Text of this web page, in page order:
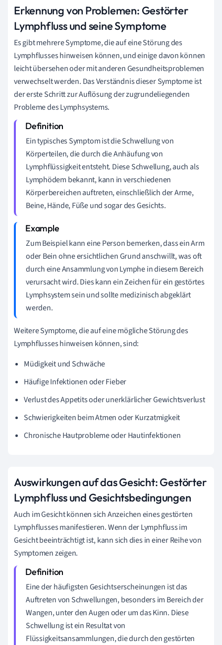
Erkennung von Problemen: Gestörter
Lymphfluss und seine Symptome
Es gibt mehrere Symptome, die auf eine Störung des
Lymphflusses hinweisen können, und einige davon können
leicht übersehen oder mit anderen Gesundheitsproblemen
verwechselt werden. Das Verständnis dieser Symptome ist
der erste Schritt zur Auflösung der zugrundeliegenden
Probleme des Lymphsystems.
Ein typisches Symptom ist die Schwellung von
Körperteilen, die durch die Anhäufung von
Lymphflüssigkeit entsteht. Diese Schwellung, auch als
Lymphödem bekannt, kann in verschiedenen
Körperbereichen auftreten, einschließlich der Arme,
Beine, Hände, Füße und sogar des Gesichts.
Zum Beispiel kann eine Person bemerken, dass ein Arm
oder Bein ohne ersichtlichen Grund anschwillt, was oft
durch eine Ansammlung von Lymphe in diesem Bereich
verursacht wird. Dies kann ein Zeichen für ein gestörtes
Lymphsystem sein und sollte medizinisch abgeklärt
werden.
Weitere Symptome, die auf eine mögliche Störung des
Lymphflusses hinweisen können, sind:
Müdigkeit und Schwäche
Häufige Infektionen oder Fieber
Verlust des Appetits oder unerklärlicher Gewichtsverlust
Schwierigkeiten beim Atmen oder Kurzatmigkeit
Chronische Hautprobleme oder Hautinfektionen
Auswirkungen auf das Gesicht: Gestörter
Lymphfluss und Gesichtsbedingungen
Auch im Gesicht können sich Anzeichen eines gestörten
Lymphflusses manifestieren. Wenn der Lymphfluss im
Gesicht beeinträchtigt ist, kann sich dies in einer Reihe von
Symptomen zeigen.
Eine der häufigsten Gesichtserscheinungen ist das
Auftreten von Schwellungen, besonders im Bereich der
Wangen, unter den Augen oder um das Kinn. Diese
Schwellung ist ein Resultat von
Flüssigkeitsansammlungen, die durch den gestörten